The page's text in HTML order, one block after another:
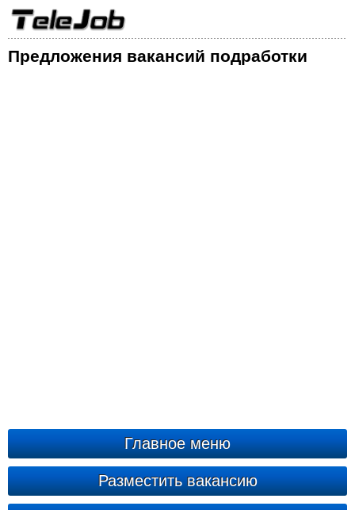
Предложения вакансий подработки
Главное меню
Разместить вакансию